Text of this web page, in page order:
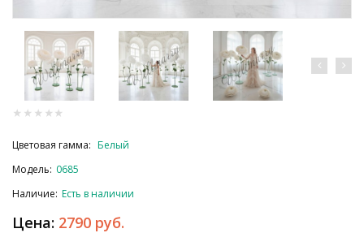
Цветовая гамма: Белый
Модель: 0685
Наличие: Есть в наличии
Цена: 2790 руб.